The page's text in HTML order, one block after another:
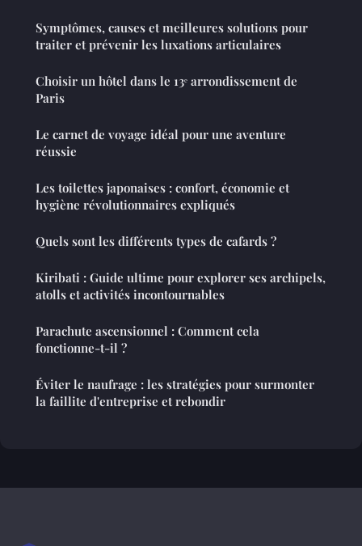
Symptômes, causes et meilleures solutions pour
traiter et prévenir les luxations articulaires
Choisir un hôtel dans le 13ᵉ arrondissement de
Paris
Le carnet de voyage idéal pour une aventure
réussie
Les toilettes japonaises : confort, économie et
hygiène révolutionnaires expliqués
Quels sont les différents types de cafards ?
Kiribati : Guide ultime pour explorer ses archipels,
atolls et activités incontournables
Parachute ascensionnel : Comment cela
fonctionne-t-il ?
Éviter le naufrage : les stratégies pour surmonter
la faillite d'entreprise et rebondir